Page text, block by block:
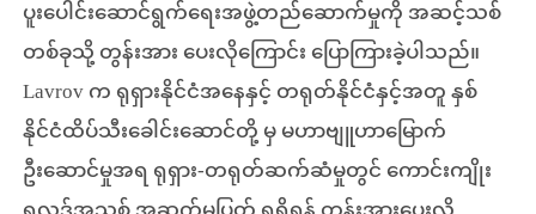
ပူးပေါင်းဆောင်ရွက်ရေးအဖွဲ့တည်ဆောက်မှုကို အဆင့်သစ်
တစ်ခုသို့ တွန်းအား ပေးလိုကြောင်း ပြောကြားခဲ့ပါသည်။
Lavrov က ရုရှားနိုင်ငံအနေနှင့် တရုတ်နိုင်ငံနှင့်အတူ နှစ်
နိုင်ငံထိပ်သီးခေါင်းဆောင်တို့ မှ မဟာဗျူဟာမြောက်
ဦးဆောင်မှုအရ ရုရှား-တရုတ်ဆက်ဆံမှုတွင် ကောင်းကျိုး